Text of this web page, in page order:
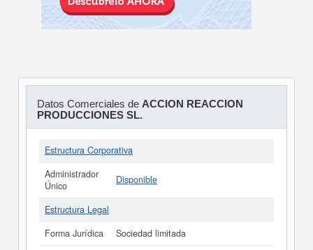
Datos Comerciales de ACCION REACCION
PRODUCCIONES SL.
Estructura Corporativa
Administrador
Único
Disponible
Estructura Legal
Forma Jurídica
Sociedad limitada